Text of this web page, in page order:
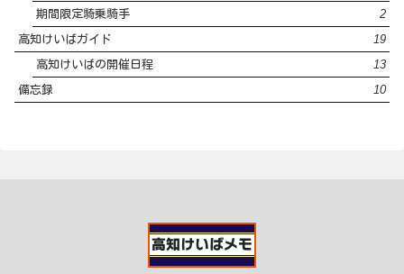
期間限定騎乗騎手 2
高知けいばガイド 19
高知けいばの開催日程 13
備忘録 10